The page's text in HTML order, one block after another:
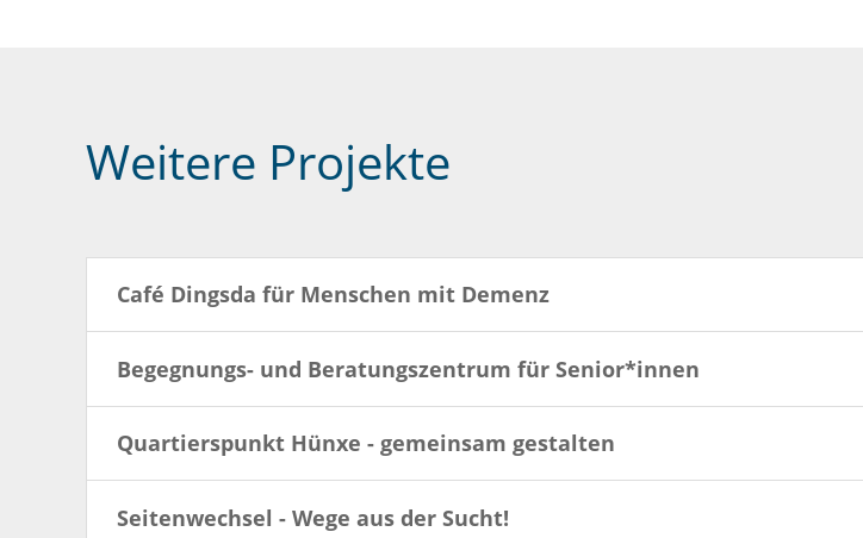
Weitere Projekte
Café Dingsda für Menschen mit Demenz
Begegnungs- und Beratungszentrum für Senior*innen
Quartierspunkt Hünxe - gemeinsam gestalten
Seitenwechsel - Wege aus der Sucht!